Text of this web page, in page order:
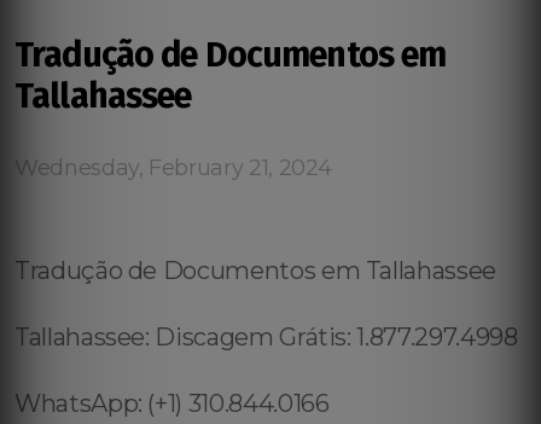
Tradução de Documentos em
Tallahassee
Wednesday, February 21, 2024
Tradução de Documentos em Tallahassee
Tallahassee: Discagem Grátis: 1.877.297.4998
WhatsApp: (+1) 310.844.0166